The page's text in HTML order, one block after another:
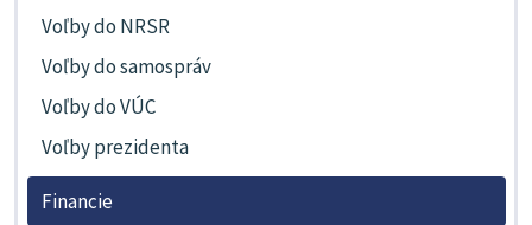
Voľby do NRSR
Voľby do samospráv
Voľby do VÚC
Voľby prezidenta
Financie